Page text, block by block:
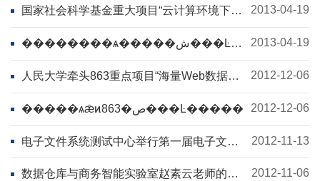
国家社会科学基金重大项目“云计算环境下的
信息资源集成与服务研究”举行开题报告会
2013-04-19
��������ѧ�����ش���Ŀ���Ƽ��
㻷
2013-04-19
人民大学牵头863重点项目“海量Web数据提
取集成分析和管理系统平台与应用”年度会议
在京召开
2012-12-06
2012-12-06
电子文件系统测试中心举行第一届电子文件
系统测试工程师证书颁发仪式
2012-11-13
数据仓库与商务智能实验室赵素云老师的论
2012-11-06